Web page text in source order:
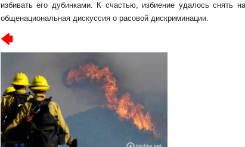
избивать его дубинками. К счастью, избиение удалось снять
общенациональная дискуссия о расовой дискриминации.